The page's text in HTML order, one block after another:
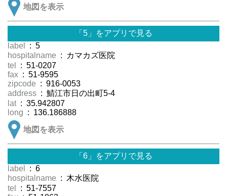
地図を表示
「5」をアプリで見る
label
: 5
hospitalname : カマカズ医院
tel
: 51-0207
fax : 51-9595
zipcode : 916-0053
address : 鯖江市日の出町5-4
lat : 35.942807
long : 136.186888
地図を表示
「6」をアプリで見る
label
: 6
hospitalname : 木水医院
tel
: 51-7557